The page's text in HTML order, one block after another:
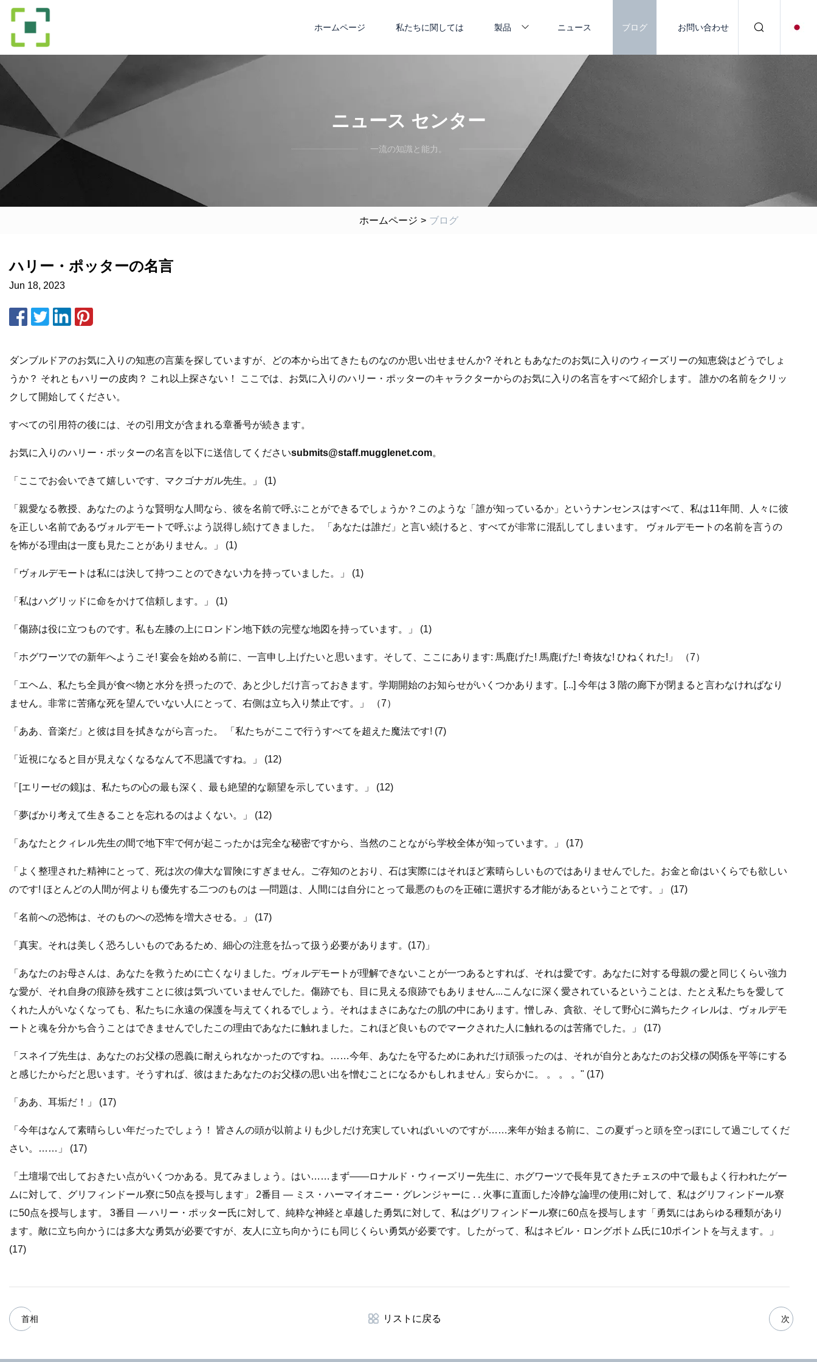
ホームページ 私たちに関しては 製品 ニュース ブログ お問い合わせ
ニュース センター
一流の知識と能力。
ホームページ > ブログ
ハリー・ポッターの名言
Jun 18, 2023
ダンブルドアのお気に入りの知恵の言葉を探していますが、どの本から出てきたものなのか思い出せませんか? それともあなたのお気に入りのウィーズリーの知恵袋はどうでしょ
うか？ それともハリーの皮肉？ これ以上探さない！ ここでは、お気に入りのハリー・ポッターのキャラクターからのお気に入りの名言をすべて紹介します。 誰かの名前をクリッ
クして開始してください。
すべての引用符の後には、その引用文が含まれる章番号が続きます。
お気に入りのハリー・ポッターの名言を以下に送信してくださいsubmits@staff.mugglenet.com。
「ここでお会いできて嬉しいです、マクゴナガル先生。」 (1)
「親愛なる教授、あなたのような賢明な人間なら、彼を名前で呼ぶことができるでしょうか？このような「誰が知っているか」というナンセンスはすべて、私は11年間、人々に彼
を正しい名前であるヴォルデモートで呼ぶよう説得し続けてきました。 「あなたは誰だ」と言い続けると、すべてが非常に混乱してしまいます。 ヴォルデモートの名前を言うの
を怖がる理由は一度も見たことがありません。」 (1)
「ヴォルデモートは私には決して持つことのできない力を持っていました。」 (1)
「私はハグリッドに命をかけて信頼します。」 (1)
「傷跡は役に立つものです。私も左膝の上にロンドン地下鉄の完璧な地図を持っています。」 (1)
「ホグワーツでの新年へようこそ! 宴会を始める前に、一言申し上げたいと思います。そして、ここにあります: 馬鹿げた! 馬鹿げた! 奇抜な! ひねくれた!」 （7）
「エヘム、私たち全員が食べ物と水分を摂ったので、あと少しだけ言っておきます。学期開始のお知らせがいくつかあります。[...] 今年は 3 階の廊下が閉まると言わなければなり
ません。非常に苦痛な死を望んでいない人にとって、右側は立ち入り禁止です。」 （7）
「ああ、音楽だ」と彼は目を拭きながら言った。 「私たちがここで行うすべてを超えた魔法です! (7)
「近視になると目が見えなくなるなんて不思議ですね。」 (12)
「[エリーゼの鏡]は、私たちの心の最も深く、最も絶望的な願望を示しています。」 (12)
「夢ばかり考えて生きることを忘れるのはよくない。」 (12)
「あなたとクィレル先生の間で地下牢で何が起こったかは完全な秘密ですから、当然のことながら学校全体が知っています。」 (17)
「よく整理された精神にとって、死は次の偉大な冒険にすぎません。ご存知のとおり、石は実際にはそれほど素晴らしいものではありませんでした。お金と命はいくらでも欲しい
のです! ほとんどの人間が何よりも優先する二つのものは —問題は、人間には自分にとって最悪のものを正確に選択する才能があるということです。」 (17)
「名前への恐怖は、そのものへの恐怖を増大させる。」 (17)
「真実。それは美しく恐ろしいものであるため、細心の注意を払って扱う必要があります。(17)」
「あなたのお母さんは、あなたを救うために亡くなりました。ヴォルデモートが理解できないことが一つあるとすれば、それは愛です。あなたに対する母親の愛と同じくらい強力
な愛が、それ自身の痕跡を残すことに彼は気づいていませんでした。傷跡でも、目に見える痕跡でもありません...こんなに深く愛されているということは、たとえ私たちを愛して
くれた人がいなくなっても、私たちに永遠の保護を与えてくれるでしょう。それはまさにあなたの肌の中にあります。憎しみ、貪欲、そして野心に満ちたクィレルは、ヴォルデモ
ートと魂を分かち合うことはできませんでしたこの理由であなたに触れました。これほど良いものでマークされた人に触れるのは苦痛でした。」 (17)
「スネイプ先生は、あなたのお父様の恩義に耐えられなかったのですね。……今年、あなたを守るためにあれだけ頑張ったのは、それが自分とあなたのお父様の関係を平等にする
と感じたからだと思います。そうすれば、彼はまたあなたのお父様の思い出を憎むことになるかもしれません」安らかに。 。 。 。" (17)
「ああ、耳垢だ！」 (17)
「今年はなんて素晴らしい年だったでしょう！ 皆さんの頭が以前よりも少しだけ充実していればいいのですが……来年が始まる前に、この夏ずっと頭を空っぽにして過ごしてくだ
さい。……」 (17)
「土壇場で出しておきたい点がいくつかある。見てみましょう。はい……まず――ロナルド・ウィーズリー先生に、ホグワーツで長年見てきたチェスの中で最もよく行われたゲー
ムに対して、グリフィンドール寮に50点を授与します」 2番目 — ミス・ハーマイオニー・グレンジャーに . . 火事に直面した冷静な論理の使用に対して、私はグリフィンドール寮
に50点を授与します。 3番目 — ハリー・ポッター氏に対して、純粋な神経と卓越した勇気に対して、私はグリフィンドール寮に60点を授与します「勇気にはあらゆる種類があり
ます。敵に立ち向かうには多大な勇気が必要ですが、友人に立ち向かうにも同じくらい勇気が必要です。したがって、私はネビル・ロングボトム氏に10ポイントを与えます。」
(17)
首相 リストに戻る 次